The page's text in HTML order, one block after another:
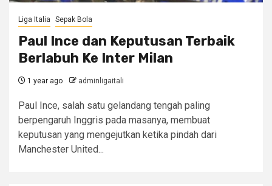
Liga Italia Sepak Bola
Paul Ince dan Keputusan Terbaik
Berlabuh Ke Inter Milan
1 year ago adminligaitali
Paul Ince, salah satu gelandang tengah paling
berpengaruh Inggris pada masanya, membuat
keputusan yang mengejutkan ketika pindah dari
Manchester United...